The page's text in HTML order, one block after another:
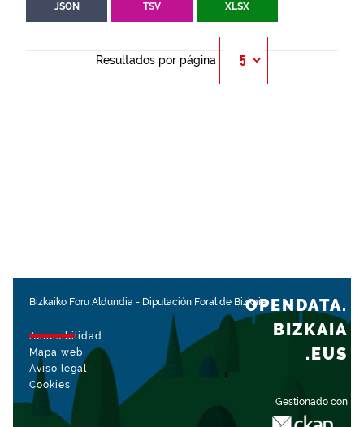
JSON TSV XLSX
Resultados por página
Bizkaiko Foru Aldundia - Diputación Foral de Bizkaia
Accesibilidad
Mapa web
Aviso legal
Cookies
Gestionado con
OPENDATA.
BIZKAIA
.EUS